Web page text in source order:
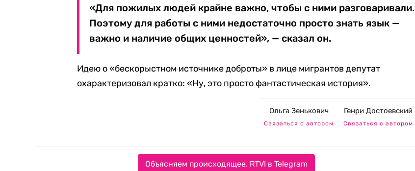
«Для пожилых людей крайне важно, чтобы с ними разговаривали.
Поэтому для работы с ними недостаточно просто знать язык —
важно и наличие общих ценностей», — сказал он.
Идею о «бескорыстном источнике доброты» в лице мигрантов депутат
охарактеризовал кратко: «Ну, это просто фантастическая история».
Ольга Зенькович
Связаться с автором
Генри Достоевский
Связаться с автором
Объясняем происходящее. RTVI в Telegram